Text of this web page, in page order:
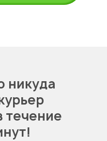
никуда
течение